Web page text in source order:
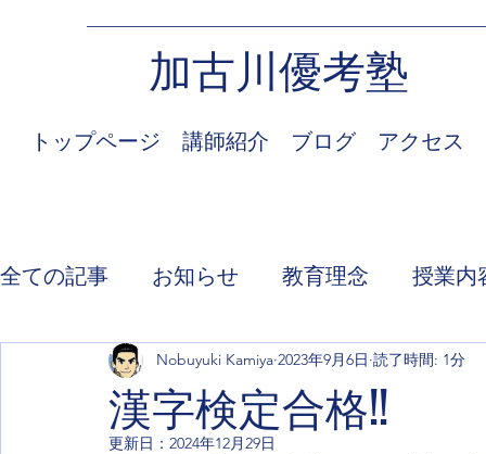
加古川優考塾
トップページ 講師紹介 ブログ アクセス
全ての記事 お知らせ 教育理念 授業内
漢字検定合格!!
Nobuyuki Kamiya 2023年9月6日 読了時間: 1分
更新日： 2024年12月29日